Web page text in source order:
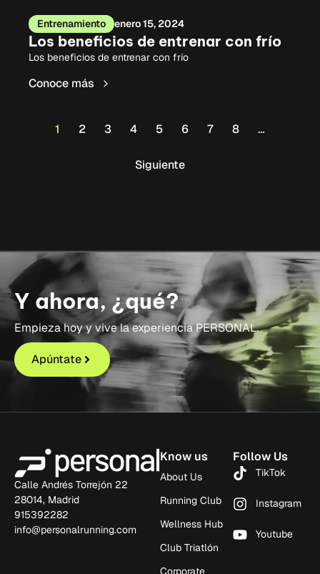
Entrenamiento enero 15, 2024
Los beneficios de entrenar con frío
Los beneficios de entrenar con frío
Conoce más
1 2 3 4 5 6 7 8 …
Siguiente
Y ahora, ¿qué?
Empieza hoy y vive la experiencia PERSONAL.
Apúntate
Calle Andrés Torrejón 22
28014, Madrid
915392282
info@personalrunning.com
Know us
About Us
Running Club
Wellness Hub
Club Triatlón
Corporate
Follow Us
TikTok
Instagram
Youtube